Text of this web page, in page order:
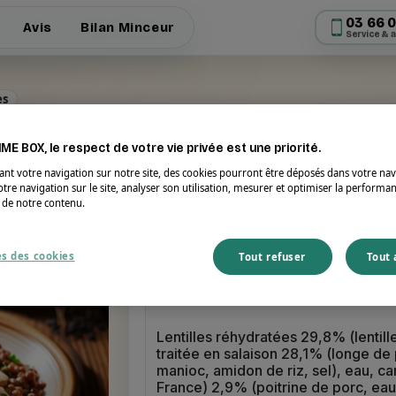
Avis Bilan Minceur 03 66
Service &
Avis Bilan Minceur 03 66
Service &
334 kcal
Lentilles réhydratées 29,8%
traitée en salaison 28,1% (longe
manioc, amidon de riz, sel), eau,
France) 2,9% (poitrine de porc,
BOX, le respect de votre vie privée est une priorité.
votre navigation sur notre site, des cookies pourront être déposés dans votre
navigation sur le site, analyser son utilisation, mesurer et optimiser la
notre contenu.
Tout refuser Tout
des cookies